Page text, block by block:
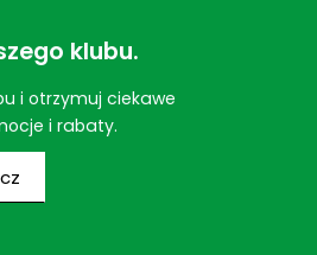
klubu.
i otrzymuj ciekawe
i rabaty.